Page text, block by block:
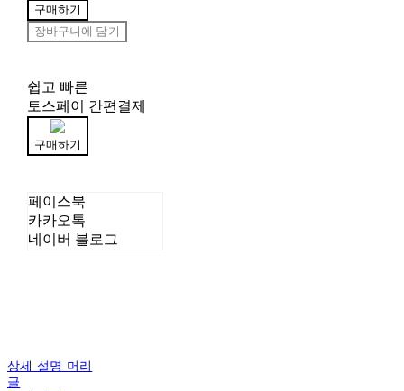
구매하기
장바구니에 담기
쉽고 빠른
토스페이 간편결제
구매하기
페이스북
카카오톡
네이버 블로그
상세 설명 머리
글